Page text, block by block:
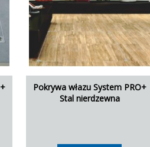
Pokrywa włazu System PRO+
Stal nierdzewna